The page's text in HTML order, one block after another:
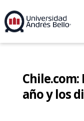
año y los